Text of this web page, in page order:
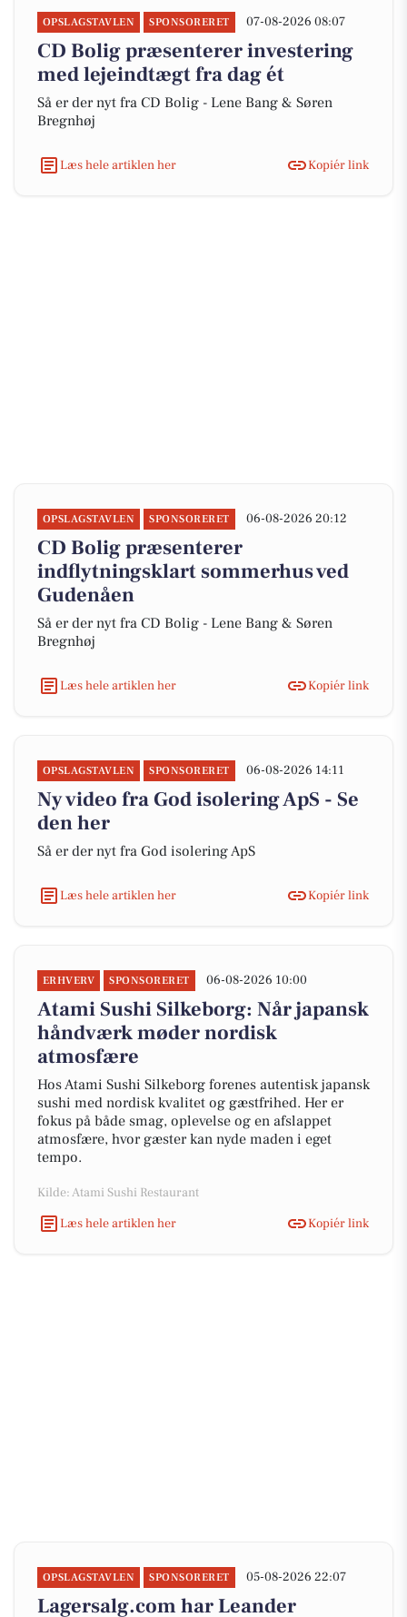
OPSLAGSTAVLEN SPONSORERET 07-08-2026 08:07
CD Bolig præsenterer investering
med lejeindtægt fra dag ét
Så er der nyt fra CD Bolig - Lene Bang & Søren
Bregnhøj
Læs hele artiklen her Kopiér link
OPSLAGSTAVLEN SPONSORERET 06-08-2026 20:12
CD Bolig præsenterer
indflytningsklart sommerhus ved
Gudenåen
Så er der nyt fra CD Bolig - Lene Bang & Søren
Bregnhøj
Læs hele artiklen her Kopiér link
OPSLAGSTAVLEN SPONSORERET 06-08-2026 14:11
Ny video fra God isolering ApS - Se
den her
Så er der nyt fra God isolering ApS
Læs hele artiklen her Kopiér link
ERHVERV SPONSORERET 06-08-2026 10:00
Atami Sushi Silkeborg: Når japansk
håndværk møder nordisk
atmosfære
Hos Atami Sushi Silkeborg forenes autentisk japansk
sushi med nordisk kvalitet og gæstfrihed. Her er
fokus på både smag, oplevelse og en afslappet
atmosfære, hvor gæster kan nyde maden i eget
tempo.
Kilde: Atami Sushi Restaurant
Læs hele artiklen her
Kopiér link
OPSLAGSTAVLEN SPONSORERET 05-08-2026 22:07
Lagersalg.com har Leander